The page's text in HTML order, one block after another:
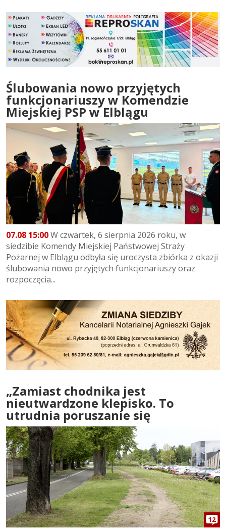
Ślubowania nowo przyjętych
funkcjonariuszy w Komendzie
Miejskiej PSP w Elblągu
07.08 15:00W czwartek, 6 sierpnia 2026 roku, w
siedzibie Komendy Miejskiej Państwowej Straży
Pożarnej w Elblągu odbyła się uroczysta zbiórka z okazji
ślubowania nowo przyjętych funkcjonariuszy oraz
rozpoczęcia...
„Zamiast chodnika jest
nieutwardzone klepisko. To
utrudnia poruszanie się
12